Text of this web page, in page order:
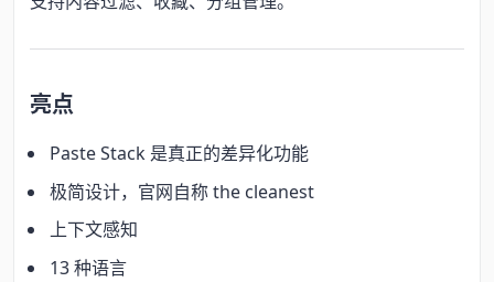
亮点
Paste Stack 是真正的差异化功能
极简设计，官网自称 the cleanest
上下文感知
13 种语言